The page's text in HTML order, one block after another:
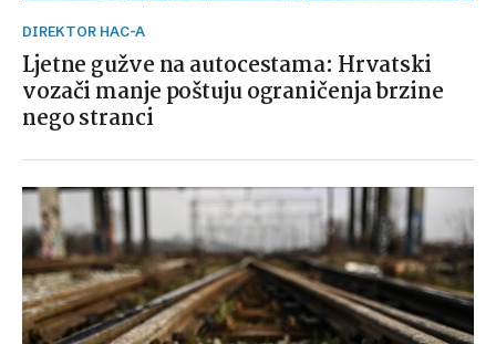
DIREKTOR HAC-A
Ljetne gužve na autocestama: Hrvatski
vozači manje poštuju ograničenja brzine
nego stranci